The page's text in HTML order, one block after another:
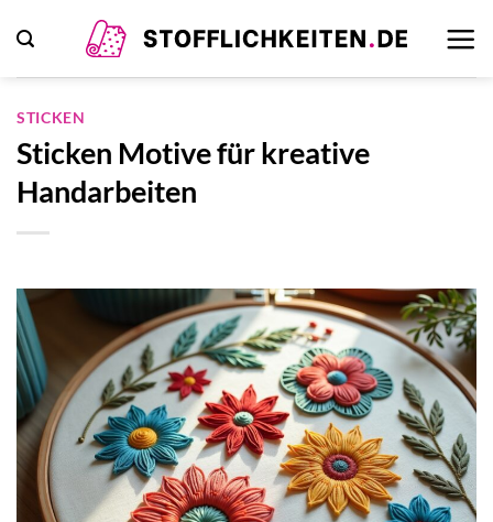
Inhalt
springen
STICKEN
Sticken Motive für kreative
Handarbeiten